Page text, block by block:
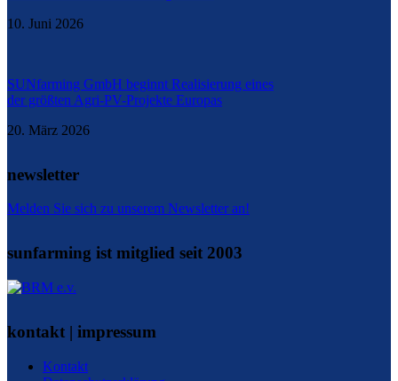
10. Juni 2026
SUNfarming GmbH beginnt Realisierung eines
der größten Agri-PV-Projekte Europas
20. März 2026
newsletter
Melden Sie sich zu unserem Newsletter an!
sunfarming ist mitglied seit 2003
kontakt | impressum
Kontakt